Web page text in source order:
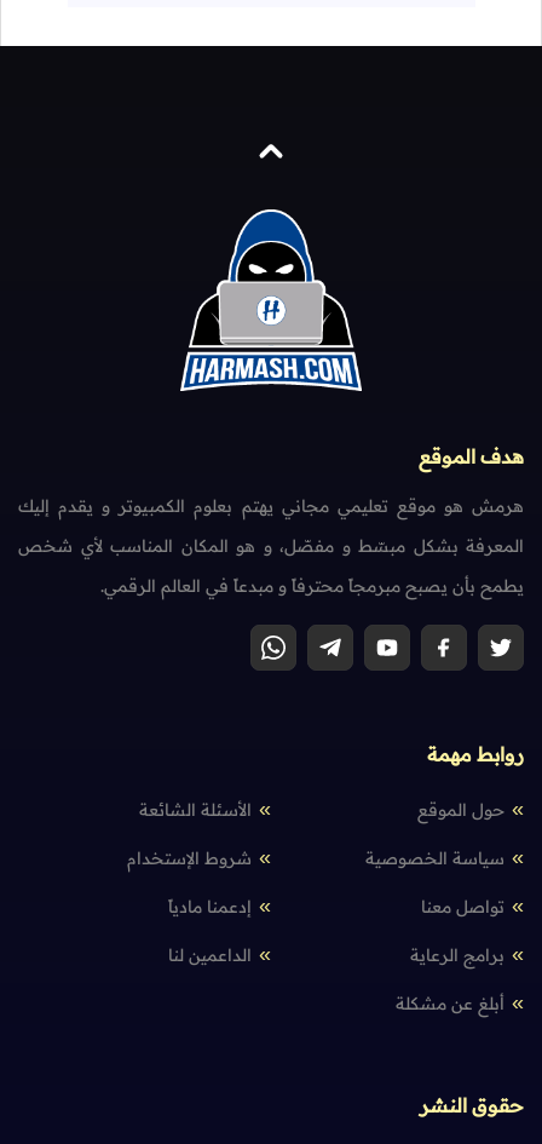
هدف الموقع
هرمش هو موقع تعليمي مجاني يهتم بعلوم الكمبيوتر و يقدم إليك
المعرفة بشكل مبسّط و مفصّل، و هو المكان المناسب لأي شخص
يطمح بأن يصبح مبرمجاً محترفاً و مبدعاً في العالم الرقمي.
روابط مهمة
حول الموقع الأسئلة الشائعة
سياسة الخصوصية شروط الإستخدام
تواصل معنا إدعمنا مادياً
برامج الرعاية الداعمين لنا
أبلغ عن مشكلة
حقوق النشر